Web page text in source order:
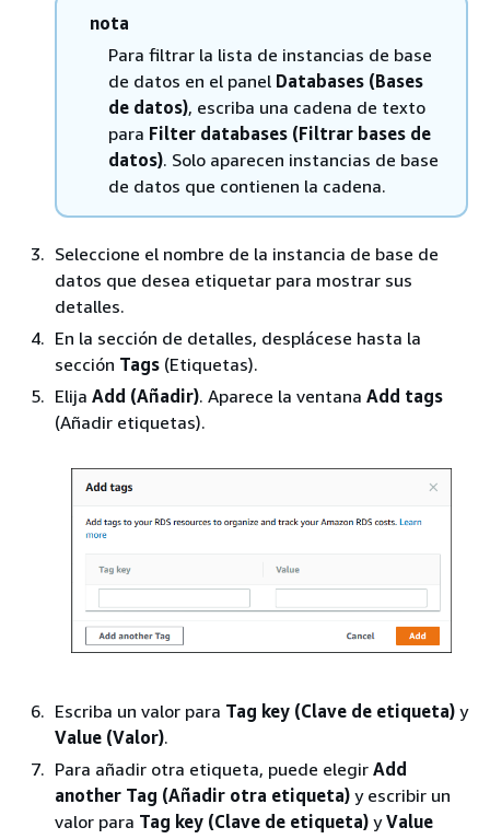
nota
Para filtrar la lista de instancias de base
de datos en el panel Databases (Bases
de datos), escriba una cadena de texto
para Filter databases (Filtrar bases de
datos). Solo aparecen instancias de base
de datos que contienen la cadena.
Seleccione el nombre de la instancia de base de
datos que desea etiquetar para mostrar sus
detalles.
En la sección de detalles, desplácese hasta la
sección Tags (Etiquetas).
Elija Add (Añadir). Aparece la ventana Add tags
(Añadir etiquetas).
Escriba un valor para Tag key (Clave de etiqueta) y
Value (Valor).
Para añadir otra etiqueta, puede elegir Add
another Tag (Añadir otra etiqueta) y escribir un
valor para Tag key (Clave de etiqueta) yValue